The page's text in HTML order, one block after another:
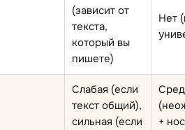
(зависит от
текста,
который вы
пишете)
Нет
Слабая (если
текст общий),
сильная (если
+